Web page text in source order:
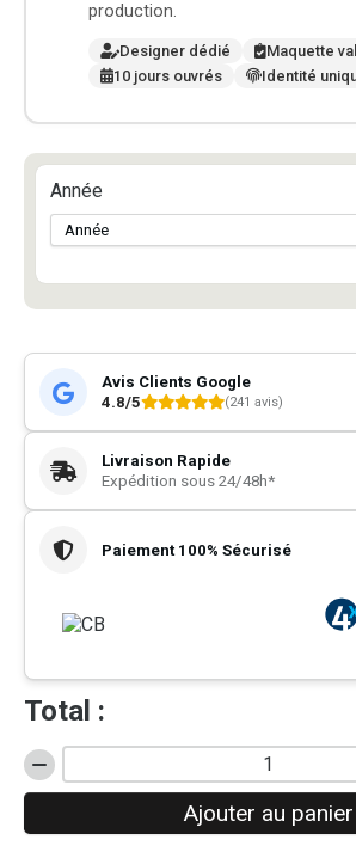
production.
Designer dédié
Maquette
10 jours ouvrés
Identité
Année
Avis Clients Google
4.8/5
(241 avis)
Livraison Rapide
Expédition sous 24/48h*
Paiement 100% Sécurisé
Total :
quantité
de
Ajouter au panier